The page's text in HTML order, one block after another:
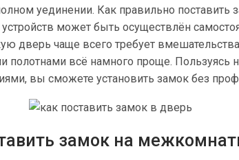
уединении. Как правильно
может быть осуществлён
дверь чаще всего требует
полотнами всё намного проще.
вы сможете установить замок без
замок на